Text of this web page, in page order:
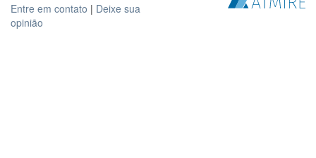
Entre em contato | Deixe sua
opinião